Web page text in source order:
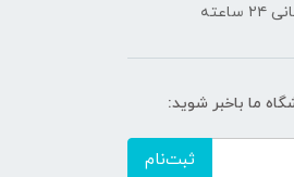
ساعته
ما باخبر شوید:
ثبت‌نام